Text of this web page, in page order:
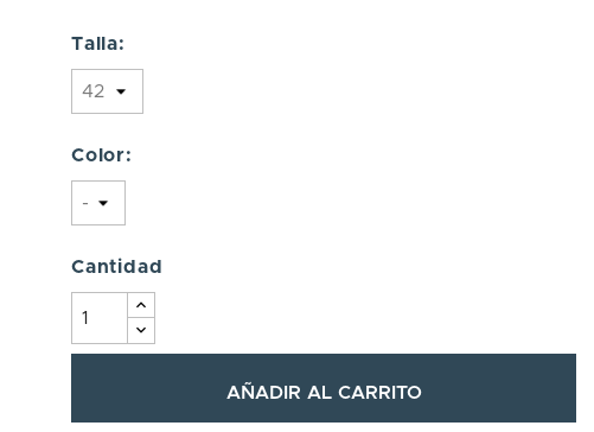
Talla:
Color:
Cantidad
AÑADIR AL CARRITO